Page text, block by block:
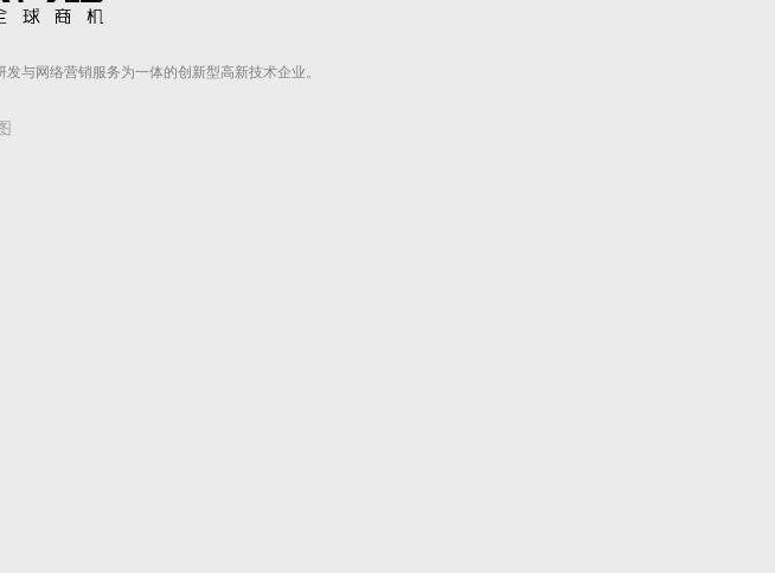
与网络营销服务为一体的创新型高新技术企业。